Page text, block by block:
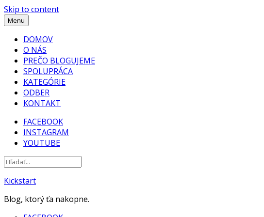
Skip to content
Menu
DOMOV
O NÁS
PREČO BLOGUJEME
SPOLUPRÁCA
KATEGÓRIE
ODBER
KONTAKT
FACEBOOK
INSTAGRAM
YOUTUBE
Kickstart
Blog, ktorý ťa nakopne.